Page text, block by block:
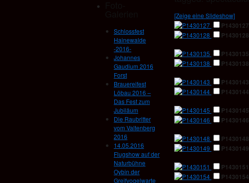
Schlossfest
Hainewalde
-2016-
Johannes
Gaudium 2016
Forst
Brauereifest
Löbau 2016 –
Das Fest zum
Jubiläum
Die Raubritter
vom Valtenberg
2016
14.05.2016
Flugshow auf der
Naturbühne
Oybin der
Greifvogelwarte
[Zeige eine Slideshow]
P1430127
P1430128
P1430135
P1430138
P1430143
P1430144
P1430145
P1430146
P1430148
P1430149
P1430151
P1430154